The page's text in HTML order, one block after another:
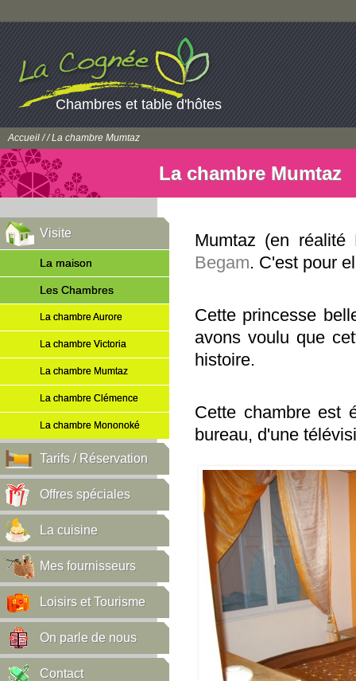
Chambres et table d'hôtes
Accueil// La chambre Mumtaz
La chambre Mumtaz
Visite
La maison
Les Chambres
La chambre Aurore
La chambre Victoria
La chambre Mumtaz
La chambre Clémence
La chambre Mononoké
Tarifs / Réservation
Offres spéciales
La cuisine
Mes fournisseurs
Loisirs et Tourisme
On parle de nous
Contact
Mumtaz (en
Begam. C'est pour
Cette princesse
avons voulu que
histoire.
Cette chambre est
bureau, d'une